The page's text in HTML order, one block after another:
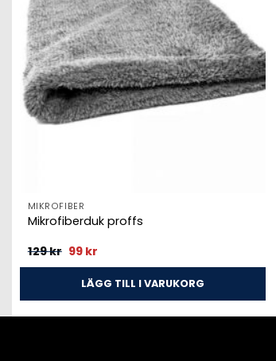
MIKROFIBER
Mikrofiberduk proffs
129kr Det
var:
99 kr
är:
LÄGG TILL I VARUKORG